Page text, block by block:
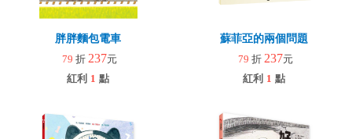
胖胖麵包電車
79 折 237元
紅利 1 點
蘇菲亞的兩個問題
79 折 237元
紅利 1 點